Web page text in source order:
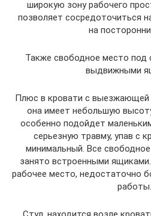
широкую зону рабочего
позволяет сосредоточиться
на
Также свободное место
выдвижными
Плюс в кровати с выезжающей
она имеет небольшую
особенно подойдет
серьезную травму, упав с
минимальный. Все
занято встроенными
рабочее место, недостаточно
работы.